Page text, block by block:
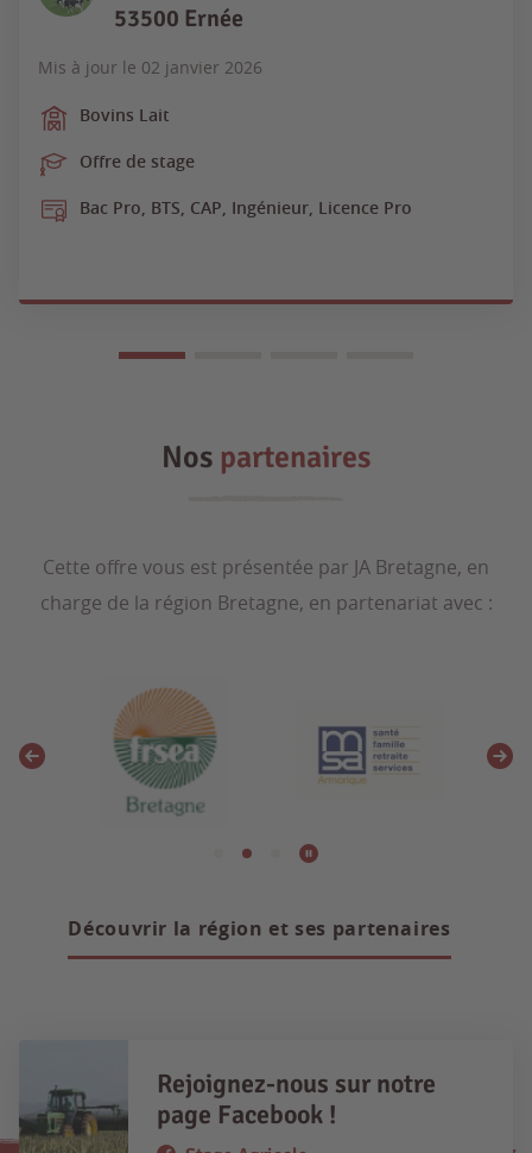
53500 Ernée
Mis à jour le 02 janvier 2026
Bovins Lait
Offre de stage
Bac Pro, BTS, CAP, Ingénieur, Licence Pro
Nos partenaires
Cette offre vous est présentée par JA Bretagne, en
charge de la région Bretagne, en partenariat avec :
Découvrir la région et ses partenaires
Rejoignez-nous sur notre
page Facebook !